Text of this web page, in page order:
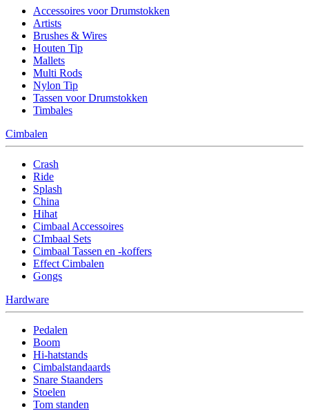
Accessoires voor Drumstokken
Artists
Brushes & Wires
Houten Tip
Mallets
Multi Rods
Nylon Tip
Tassen voor Drumstokken
Timbales
Cimbalen
Crash
Ride
Splash
China
Hihat
Cimbaal Accessoires
CImbaal Sets
Cimbaal Tassen en -koffers
Effect Cimbalen
Gongs
Hardware
Pedalen
Boom
Hi-hatstands
Cimbalstandaards
Snare Staanders
Stoelen
Tom standen